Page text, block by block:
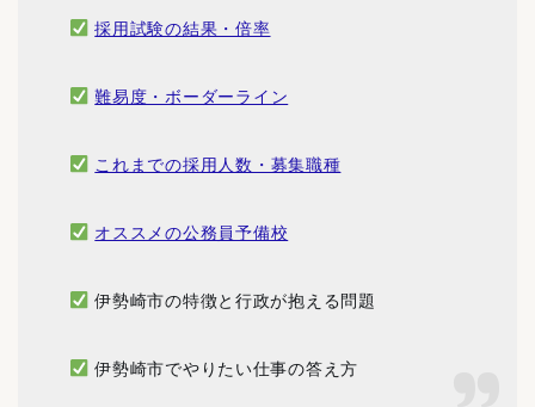
採用試験の結果・倍率
難易度・ボーダーライン
これまでの採用人数・募集職種
オススメの公務員予備校
伊勢崎市の特徴と行政が抱える問題
伊勢崎市でやりたい仕事の答え方